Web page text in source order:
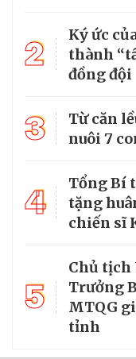
2
Ký ức
thành
đồng đội
3
Từ căn
nuôi 7
4
Tổng Bí
tặng
chiến sĩ
5
Chủ tịch
Trưởng
MTQG
tỉnh